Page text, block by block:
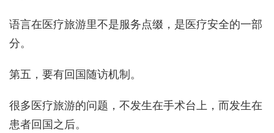
语言在医疗旅游里不是服务点缀，是医疗安全的一部
分。
第五，要有回国随访机制。
很多医疗旅游的问题，不发生在手术台上，而发生在
患者回国之后。